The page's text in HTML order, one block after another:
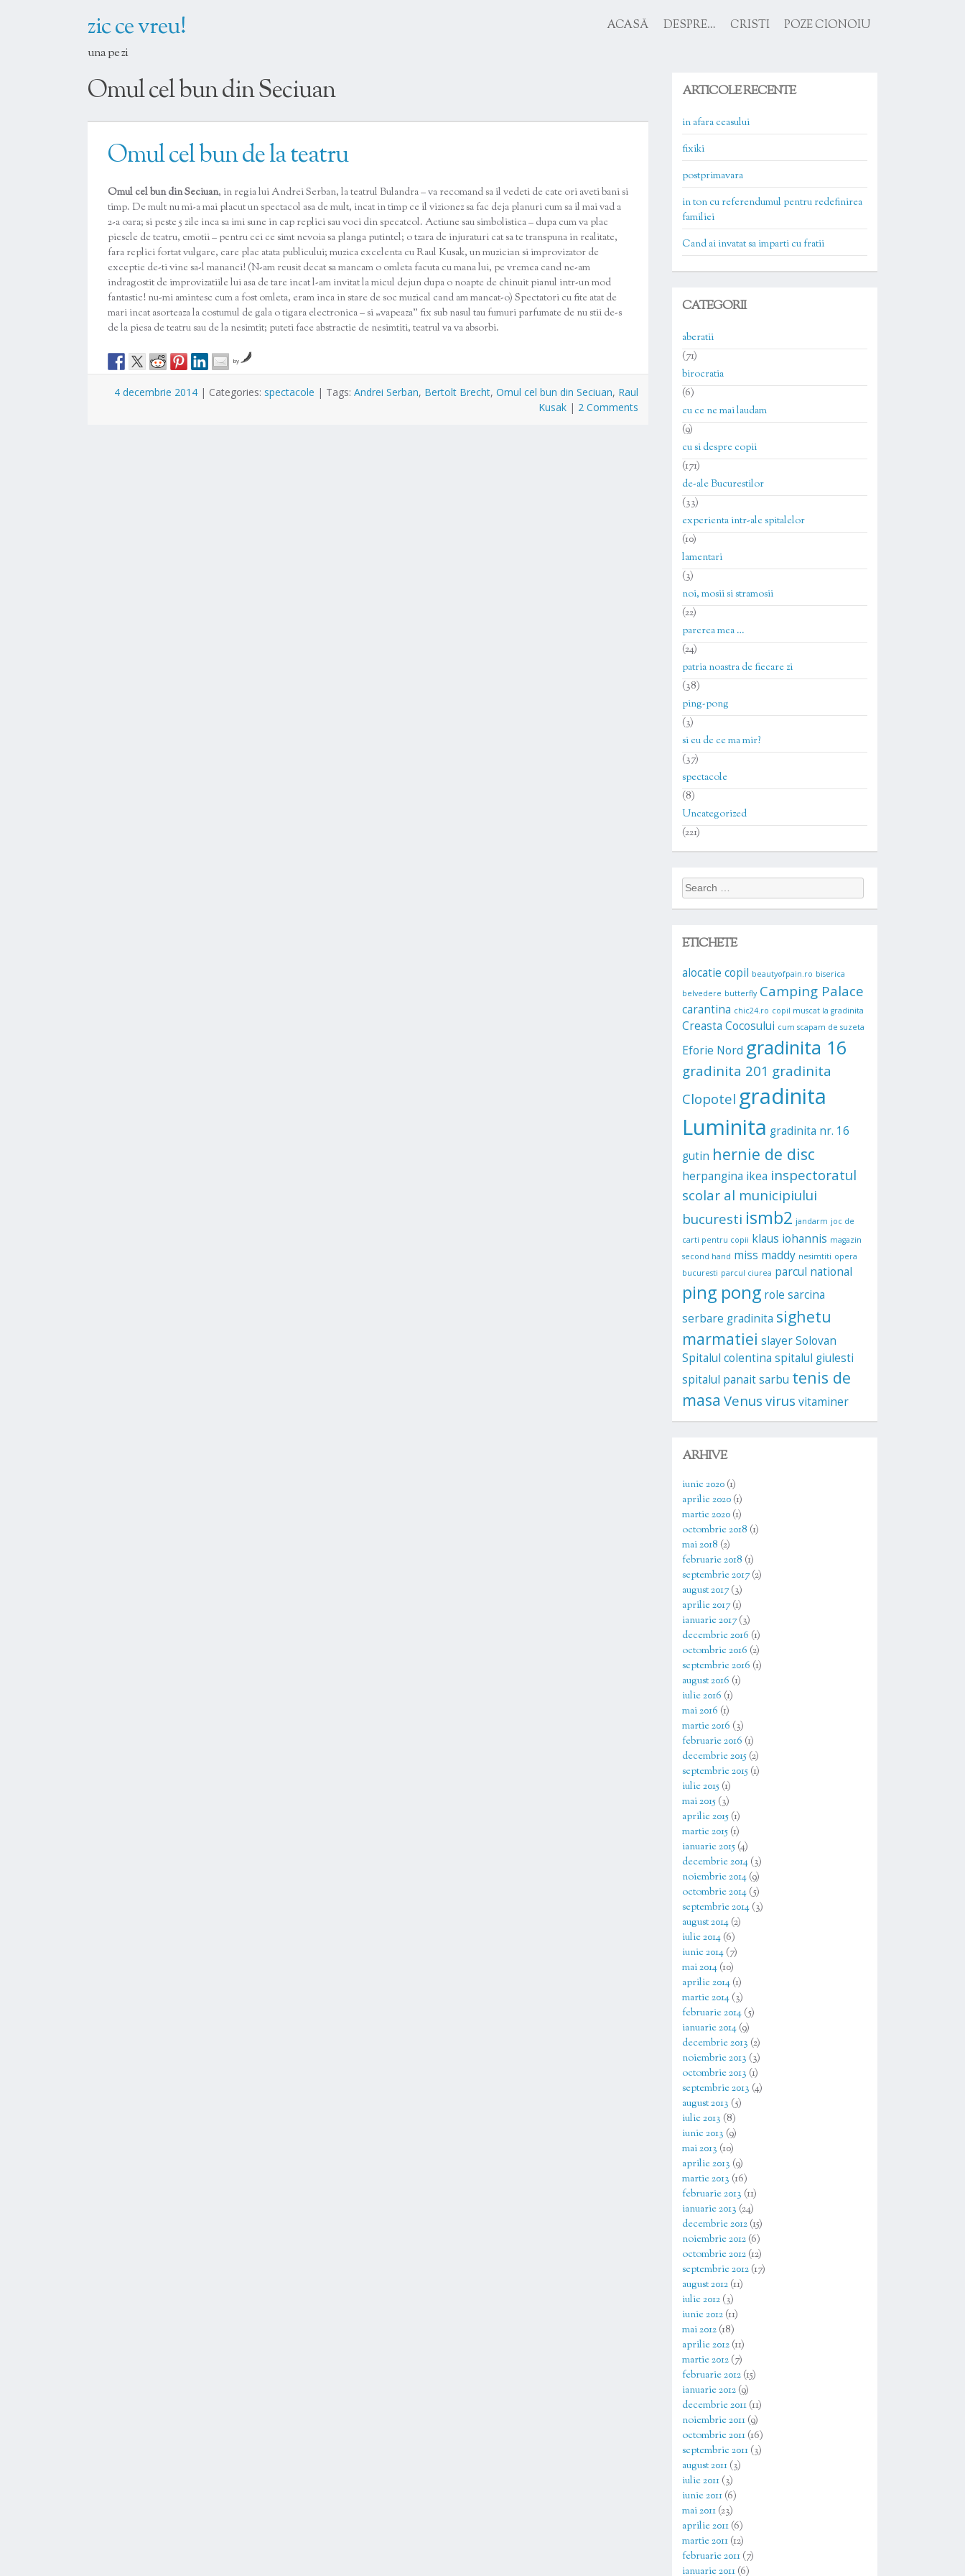
zic ce vreu!
una pe zi
ACASĂ DESPRE… CRISTI POZE CIONOIU
Omul cel bun din Seciuan
Omul cel bun de la teatru
Omul cel bun din Seciuan, in regia lui Andrei Serban, la teatrul Bulandra – va recomand sa il vedeti de cate ori aveti bani si
timp. De mult nu mi-a mai placut un spectacol asa de mult, incat in timp ce il vizionez sa fac deja planuri cum sa il mai vad a
2-a oara; si peste 5 zile inca sa imi sune in cap replici sau voci din specatcol. Actiune sau simbolistica – dupa cum va plac
piesele de teatru, emotii – pentru cei ce simt nevoia sa planga putintel; o tzara de injuraturi cat sa te transpuna in realitate,
fara replici fortat vulgare, care plac atata publicului; muzica excelenta cu Raul Kusak, un muzician si improvizator de
exceptie de-ti vine sa-l mananci! (N-am reusit decat sa mancam o omleta facuta cu mana lui, pe vremea cand ne-am
indragostit de improvizatiile lui asa de tare incat l-am invitat la micul dejun dupa o noapte de chinuit pianul intr-un mod
fantastic! nu-mi amintesc cum a fost omleta, eram inca in stare de soc muzical cand am mancat-o) Spectatori cu fite atat de
mari incat asorteaza la costumul de gala o tigara electronica – si „vapeaza” fix sub nasul tau fumuri parfumate de nu stii de-s
de la piesa de teatru sau de la nesimtit; puteti face abstractie de nesimtiti, teatrul va va absorbi.
by
4 decembrie 2014 | Categories: spectacole | Tags: Andrei Serban, Bertolt Brecht, Omul cel bun din Seciuan, Raul
Kusak | 2 Comments
ARTICOLE RECENTE
in afara ceasului
fixiki
postprimavara
in ton cu referendumul pentru redefinirea
familiei
Cand ai invatat sa imparti cu fratii
CATEGORII
aberatii
(71)
birocratia
(6)
cu ce ne mai laudam
(9)
cu si despre copii
(171)
de-ale Bucurestilor
(33)
experienta intr-ale spitalelor
(10)
lamentari
(3)
noi, mosii si stramosii
(22)
parerea mea …
(24)
patria noastra de fiecare zi
(38)
ping-pong
(3)
si eu de ce ma mir?
(37)
spectacole
(8)
Uncategorized
(221)
Search
for:
ETICHETE
alocatie copil beautyofpain.ro biserica
belvedere butterfly Camping Palace
carantina chic24.ro copil muscat la gradinita
Creasta Cocosului cum scapam de suzeta
Eforie Nord gradinita 16
gradinita 201 gradinita
Clopotel gradinita
Luminita gradinita nr. 16
gutin hernie de disc
herpangina ikea inspectoratul
scolar al municipiului
bucuresti ismb2 jandarm joc de
carti pentru copii klaus iohannis magazin
second hand miss maddy nesimtiti opera
bucuresti parcul ciurea parcul national
ping pong role sarcina
serbare gradinita sighetu
marmatiei slayerSolovan
Spitalul colentina spitalul giulesti
spitalul panait sarbu tenis de
masa Venus virus vitaminer
ARHIVE
iunie 2020 (1)
aprilie 2020 (1)
martie 2020 (1)
octombrie 2018 (1)
mai 2018 (2)
februarie 2018 (1)
septembrie 2017(2)
august 2017(3)
aprilie 2017(1)
ianuarie 2017(3)
decembrie 2016 (1)
octombrie 2016 (2)
septembrie 2016 (1)
august 2016 (1)
iulie 2016 (1)
mai 2016 (1)
martie 2016 (3)
februarie 2016 (1)
decembrie 2015 (2)
septembrie 2015 (1)
iulie 2015 (1)
mai 2015 (3)
aprilie 2015 (1)
martie 2015 (1)
ianuarie 2015 (4)
decembrie 2014 (3)
noiembrie 2014 (9)
octombrie 2014 (5)
septembrie 2014 (3)
august 2014 (2)
iulie 2014 (6)
iunie 2014 (7)
mai 2014 (10)
aprilie 2014 (1)
martie 2014 (3)
februarie 2014 (5)
ianuarie 2014 (9)
decembrie 2013 (2)
noiembrie 2013 (3)
octombrie 2013 (1)
septembrie 2013 (4)
august 2013 (5)
iulie 2013 (8)
iunie 2013 (9)
mai 2013 (10)
aprilie 2013 (9)
martie 2013 (16)
februarie 2013 (11)
ianuarie 2013 (24)
decembrie 2012 (15)
noiembrie 2012 (6)
octombrie 2012 (12)
septembrie 2012 (17)
august 2012 (11)
iulie 2012 (3)
iunie 2012 (11)
mai 2012 (18)
aprilie 2012 (11)
martie 2012 (7)
februarie 2012 (15)
ianuarie 2012 (9)
decembrie 2011 (11)
noiembrie 2011 (9)
octombrie 2011 (16)
septembrie 2011 (3)
august 2011 (3)
iulie 2011 (3)
iunie 2011 (6)
mai 2011 (23)
aprilie 2011 (6)
martie 2011 (12)
februarie 2011 (7)
ianuarie 2011 (6)